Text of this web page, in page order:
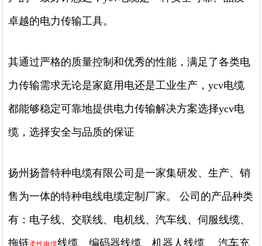
卓越的电力传输工具。
其通过严格的质量控制和优秀的性能，满足了各类电
力传输需求无论是家庭用电还是工业生产，ycv电缆
都能够稳定可靠地提供电力传输解决方案选择ycv电
缆，选择安全与品质的保证
扬州扬普特种电缆有限公司是一家集研发、生产、销
售为一体的特种电线电缆定制厂家。 公司的产品种类
有：电子线、交联线、电机线、汽车线、伺服线缆、
拖链柔性电缆线缆、编码器线缆、机器人线缆、 汽车充